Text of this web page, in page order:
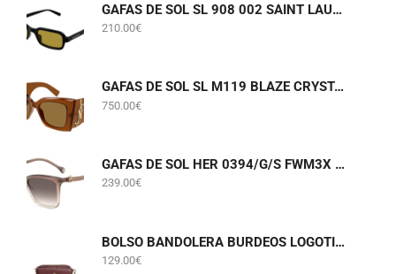
GAFAS DE SOL SL 908 002 SAINT LAURENT
210.00€
GAFAS DE SOL SL M119 BLAZE CRYSTAL 002 SAINT LAURENT
750.00€
GAFAS DE SOL HER 0394/G/S FWM3X CAROLINA HERRERA
239.00€
BOLSO BANDOLERA BURDEOS LOGOTIPADO TOMMY HILFIGER AWA0W18922
129.00€